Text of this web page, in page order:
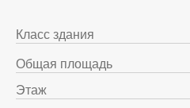
Класс здания
Общая площадь
Этаж